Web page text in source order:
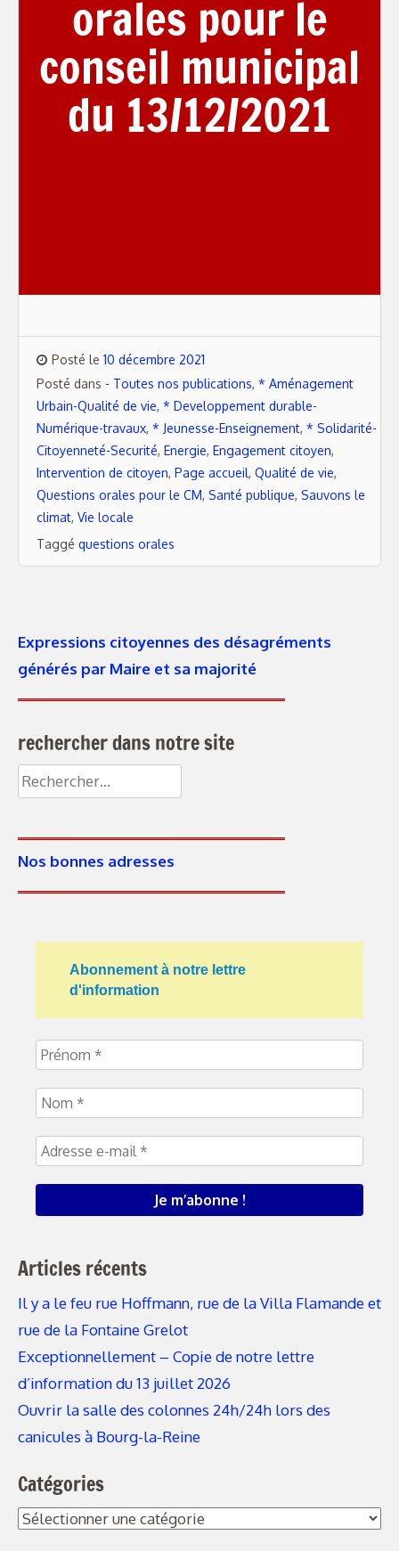
orales pour le
conseil municipal
du 13/12/2021
Posté le 10 décembre 2021
Posté dans - Toutes nos publications, * Aménagement
Urbain-Qualité de vie, * Developpement durable-
Numérique-travaux, * Jeunesse-Enseignement, * Solidarité-
Citoyenneté-Securité, Energie, Engagement citoyen,
Intervention de citoyen, Page accueil, Qualité de vie,
Questions orales pour le CM, Santé publique, Sauvons le
climat, Vie locale
Taggé questions orales
Expressions citoyennes des désagréments
générés par Maire et sa majorité
rechercher dans notre site
Rechercher :
Nos bonnes adresses
Abonnement à notre lettre
d'information
Articles récents
Il y a le feu rue Hoffmann, rue de la Villa Flamande et
rue de la Fontaine Grelot
Exceptionnellement – Copie de notre lettre
d’information du 13 juillet 2026
Ouvrir la salle des colonnes 24h/24h lors des
canicules à Bourg-la-Reine
Catégories
Catégories